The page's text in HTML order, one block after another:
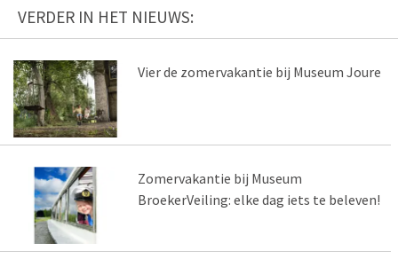
VERDER IN HET NIEUWS:
Vier de zomervakantie bij Museum Joure
Zomervakantie bij Museum
BroekerVeiling: elke dag iets te beleven!